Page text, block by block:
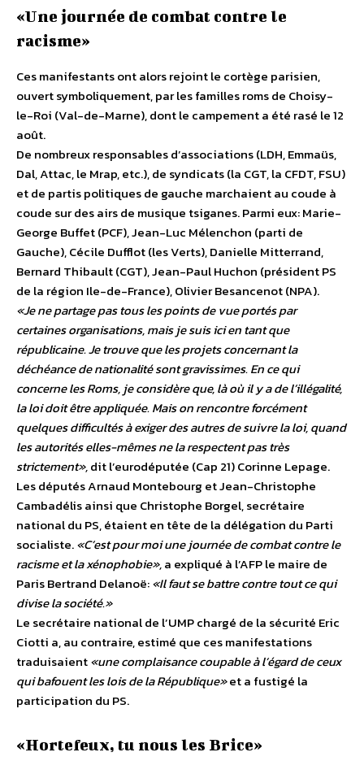
«Une journée de combat contre le
racisme»
Ces manifestants ont alors rejoint le cortège parisien,
ouvert symboliquement, par les familles roms de Choisy-
le-Roi (Val-de-Marne), dont le campement a été rasé le 12
août.
De nombreux responsables d’associations (LDH, Emmaüs,
Dal, Attac, le Mrap, etc.), de syndicats (la CGT, la CFDT, FSU)
et de partis politiques de gauche marchaient au coude à
coude sur des airs de musique tsiganes. Parmi eux: Marie-
George Buffet (PCF), Jean-Luc Mélenchon (parti de
Gauche), Cécile Dufflot (les Verts), Danielle Mitterrand,
Bernard Thibault (CGT), Jean-Paul Huchon (président PS
de la région Ile-de-France), Olivier Besancenot (NPA).
«Je ne partage pas tous les points de vue portés par
certaines organisations, mais je suis ici en tant que
républicaine. Je trouve que les projets concernant la
déchéance de nationalité sont gravissimes. En ce qui
concerne les Roms, je considère que, là où il y a de l’illégalité,
la loi doit être appliquée. Mais on rencontre forcément
quelques difficultés à exiger des autres de suivre la loi, quand
les autorités elles-mêmes ne la respectent pas très
strictement»,dit l’eurodéputée (Cap 21) Corinne Lepage.
Les députés Arnaud Montebourg et Jean-Christophe
Cambadélis ainsi que Christophe Borgel, secrétaire
national du PS, étaient en tête de la délégation du Parti
socialiste.«C’est pour moi une journée de combat contre le
racisme et la xénophobie»,a expliqué à l’AFP le maire de
Paris Bertrand Delanoë:«Il faut se battre contre tout ce qui
divise la société.»
Le secrétaire national de l’UMP chargé de la sécurité Eric
Ciotti a, au contraire, estimé que ces manifestations
traduisaient«une complaisance coupable à l’égard de ceux
qui bafouent les lois de la République»et a fustigé la
participation du PS.
«Hortefeux, tu nous les Brice»